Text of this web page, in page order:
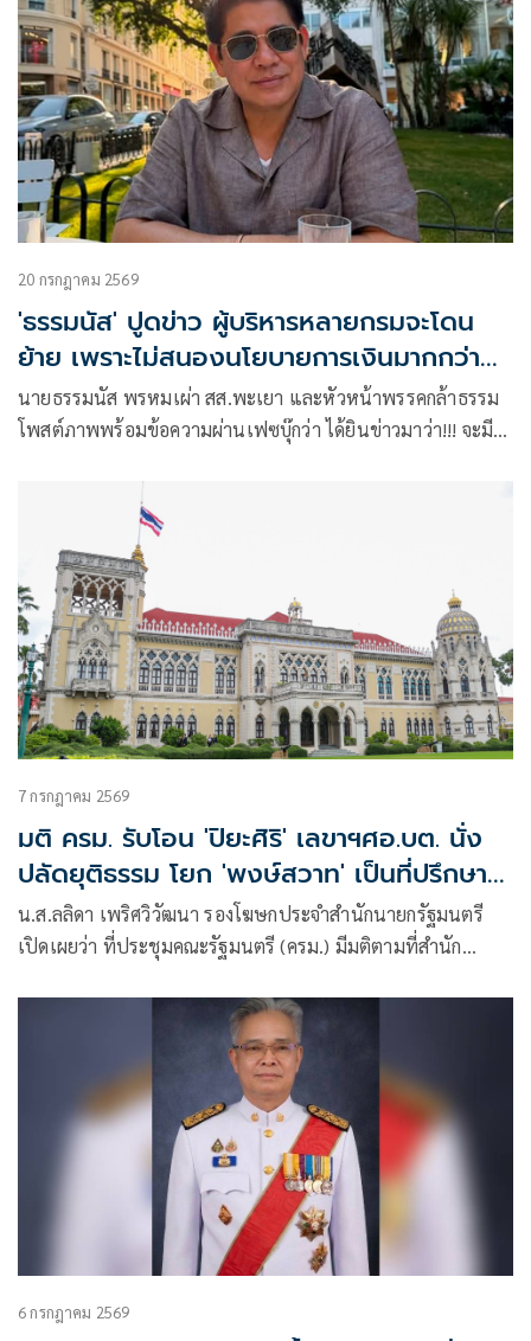
20 กรกฎาคม 2569
'ธรรมนัส' ปูดข่าว ผู้บริหารหลายกรมจะโดน
ย้าย เพราะไม่สนองนโยบายการเงินมากกว่า
การงาน
นายธรรมนัส พรหมเผ่า สส.พะเยา และหัวหน้าพรรคกล้าธรรม
โพสต์ภาพพร้อมข้อความผ่านเฟซบุ๊กว่า ได้ยินข่าวมาว่า!!! จะมี
7 กรกฎาคม 2569
มติ ครม. รับโอน 'ปิยะศิริ' เลขาฯศอ.บต. นั่ง
ปลัดยุติธรรม โยก 'พงษ์สวาท' เป็นที่ปรึกษา
นายกฯ
น.ส.ลลิดา เพริศวิวัฒนา รองโฆษกประจำสำนักนายกรัฐมนตรี
เปิดเผยว่า ที่ประชุมคณะรัฐมนตรี (ครม.) มีมติตามที่สำนัก
นีละโยธิน ตำแหน่ง ปลัดกระทรวงยุติธรรม สำนักปลัดกระทรวง
ยุติธรรม กระทรวงยุติธรรมให้ดำรงตำแหน่งปรึกษานายก
6 กรกฎาคม 2569